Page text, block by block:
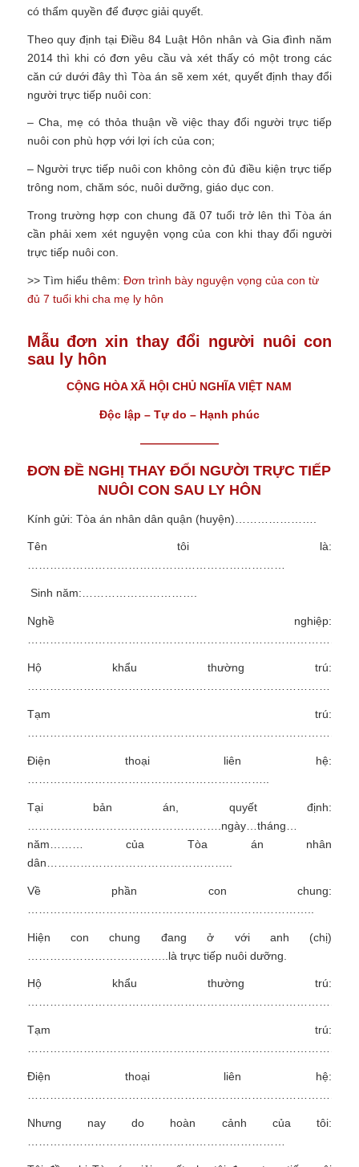
có thẩm quyền để được giải quyết.
Theo quy định tại Điều 84 Luật Hôn nhân và Gia đình năm
2014 thì khi có đơn yêu cầu và xét thấy có một trong các
căn cứ dưới đây thì Tòa án sẽ xem xét, quyết định thay đổi
người trực tiếp nuôi con:
– Cha, mẹ có thỏa thuận về việc thay đổi người trực tiếp
nuôi con phù hợp với lợi ích của con;
– Người trực tiếp nuôi con không còn đủ điều kiện trực tiếp
trông nom, chăm sóc, nuôi dưỡng, giáo dục con.
Trong trường hợp con chung đã 07 tuổi trở lên thì Tòa án
cần phải xem xét nguyện vọng của con khi thay đổi người
trực tiếp nuôi con.
>> Tìm hiểu thêm: Đơn trình bày nguyện vọng của con từ
đủ 7 tuổi khi cha mẹ ly hôn
Mẫu đơn xin thay đổi người nuôi con
sau ly hôn
CỘNG HÒA XÃ HỘI CHỦ NGHĨA VIỆT NAM
Độc lập – Tự do – Hạnh phúc
———————
ĐƠN ĐỀ NGHỊ THAY ĐỔI NGƯỜI TRỰC TIẾP
NUÔI CON SAU LY HÔN
Kính gửi: Tòa án nhân dân quận (huyện)………………….
Tên tôi là:
……………………………………………………………
Sinh năm:………………………….
Nghề nghiệp:
Hộ khẩu thường trú:
Tạm trú:
Điện thoại liên hệ:
Tại bản án, quyết định:
…………………………………………….ngày…tháng…
năm……… của Tòa án nhân
dân…………………………………………..
Về phần con chung:
Hiện con chung đang ở với anh (chị)
………………………………..là trực tiếp nuôi dưỡng.
Hộ khẩu thường trú:
…………………………………………………………………………
Tạm trú:
Điện thoại liên hệ:
Nhưng nay do hoàn cảnh của tôi: